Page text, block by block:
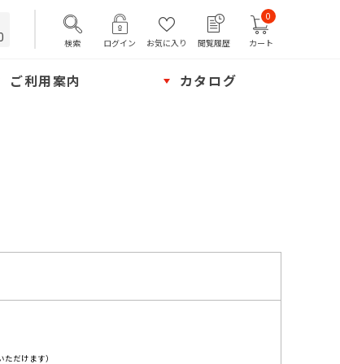
検索 ログイン お気に入り 閲覧履歴 カート
0
ご利用案内 カタログ
だけます）